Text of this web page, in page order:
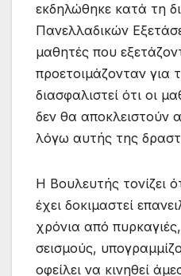
εκδηλώθηκε κατά τη
Πανελλαδικών
μαθητές που
προετοιμάζονταν για
διασφαλιστεί ότι οι
δεν θα αποκλειστούν
λόγω αυτής της
Η Βουλευτής τονίζει
έχει δοκιμαστεί
χρόνια από
σεισμούς,
οφείλει να κινηθεί